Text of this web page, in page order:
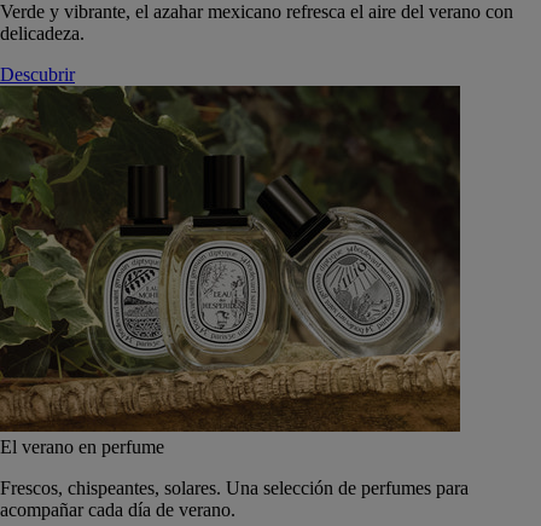
Verde y vibrante, el azahar mexicano refresca el aire del verano con
delicadeza.
Descubrir
El verano en perfume
Frescos, chispeantes, solares. Una selección de perfumes para
acompañar cada día de verano.